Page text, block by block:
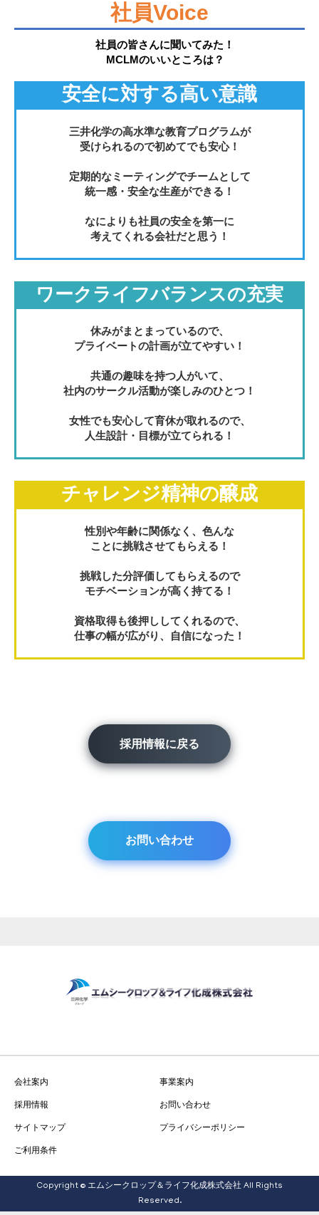
社員Voice
社員の皆さんに聞いてみた！
MCLMのいいところは？
安全に対する高い意識
三井化学の高水準な教育プログラムが
受けられるので初めてでも安心！
定期的なミーティングでチームとして
統一感・安全な生産ができる！
なによりも社員の安全を第一に
考えてくれる会社だと思う！
ワークライフバランスの充実
休みがまとまっているので、
プライベートの計画が立てやすい！
共通の趣味を持つ人がいて、
社内のサークル活動が楽しみのひとつ！
女性でも安心して育休が取れるので、
人生設計・目標が立てられる！
チャレンジ精神の醸成
性別や年齢に関係なく、色んな
ことに挑戦させてもらえる！
挑戦した分評価してもらえるので
モチベーションが高く持てる！
資格取得も後押ししてくれるので、
仕事の幅が広がり、自信になった！
採用情報に戻る
お問い合わせ
会社案内 事業案内
採用情報 お問い合わせ
サイトマップ プライバシーポリシー
ご利用条件
Copyright © エムシークロップ＆ライフ化成株式会社 All Rights
Reserved.